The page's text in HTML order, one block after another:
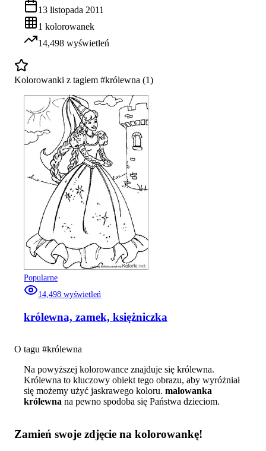
13 listopada 2011
1 kolorowanek
14,498 wyświetleń
Kolorowanki z tagiem #królewna (1)
Popularne
14,498 wyświetleń
królewna, zamek, księżniczka
O tagu #królewna
Na powyższej kolorowance znajduje się królewna.
Królewna to kluczowy obiekt tego obrazu, aby wyróżniał
się możemy użyć jaskrawego koloru. malowanka
królewna na pewno spodoba się Państwa dzieciom.
Zamień swoje zdjęcie na kolorowankę!